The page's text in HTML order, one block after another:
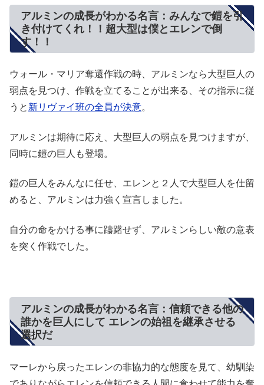
アルミンの成長がわかる名言：みんなで鎧を引
き付けてくれ！！超大型は僕とエレンで倒
す！！
ウォール・マリア奪還作戦の時、アルミンなら大型巨人の
弱点を見つけ、作戦を立てることが出来る、その指示に従
うと 新リヴァイ班の全員が決意。
アルミンは期待に応え、大型巨人の弱点を見つけますが、
同時に鎧の巨人も登場。
鎧の巨人をみんなに任せ、エレンと２人で大型巨人を仕留
めると、アルミンは力強く宣言しました。
自分の命をかける事に躊躇せず、アルミンらしい敵の意表
を突く作戦でした。
アルミンの成長がわかる名言：信頼できる他の
誰かを巨人にして エレンの始祖を継承させる
選択だ
マーレから戻ったエレンの非協力的な態度を見て、幼馴染